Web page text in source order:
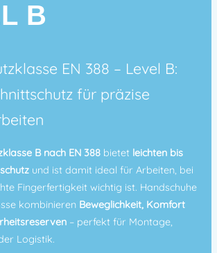
B
EN 388 – Level B:
für präzise
B nach EN 388 bietet leichten bis
und ist damit ideal für Arbeiten, bei
Fingerfertigkeit wichtig ist. Handschuhe
kombinieren Beweglichkeit, Komfort
– perfekt für Montage,
Logistik.